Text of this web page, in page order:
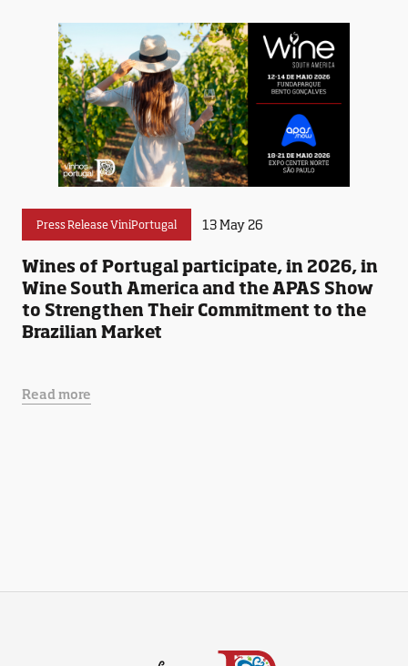
Press Release ViniPortugal 13 May 26
Wines of Portugal participate, in 2026, in
Wine South America and the APAS Show
to Strengthen Their Commitment to the
Brazilian Market
Read more